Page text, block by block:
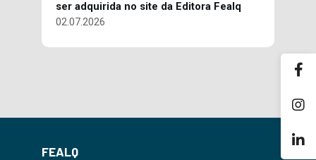
ser adquirida no site da Editora Fealq
02.07.2026
FEALQ